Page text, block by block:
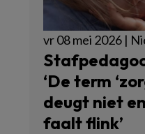
vr 08 mei 2026 |
‘De term
deugt niet
faalt flink’